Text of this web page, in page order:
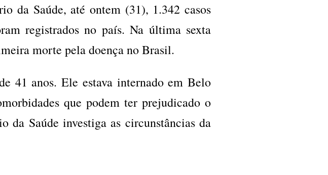
da Saúde, até ontem (31), 1.342 casos
registrados no país. Na última sexta
morte pela doença no Brasil.
41 anos. Ele estava internado em Belo
que podem ter prejudicado o
da Saúde investiga as circunstâncias da